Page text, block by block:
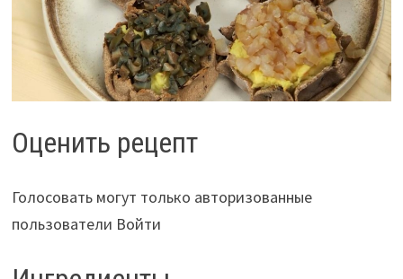
Оценить рецепт
Голосовать могут только авторизованные
пользователи Войти